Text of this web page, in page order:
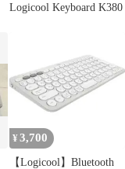
Logicool Keyboard K380
¥ 3,700
【Logicool】Bluetooth